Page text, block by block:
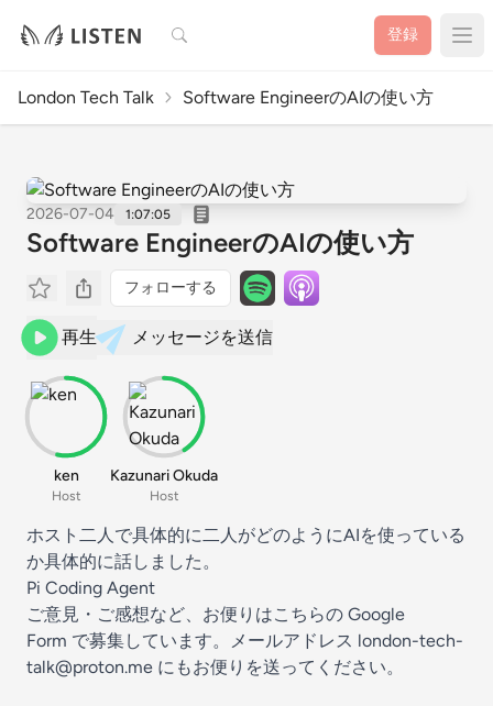
検索 登録
London Tech Talk Software EngineerのAIの使い方
2026-07-04 1:07:05
Software EngineerのAIの使い方
フォローする
再生 メッセージを送信
ken
Host
Kazunari Okuda
Host
ホスト二人で具体的に二人がどのようにAIを使っている
か具体的に話しました。
Pi Coding Agent
ご意見・ご感想など、お便りはこちらの ⁠⁠⁠⁠⁠⁠⁠ ⁠⁠⁠Google
Form⁠⁠⁠⁠⁠⁠⁠⁠⁠⁠ で募集しています。メールアドレス london-tech-
talk@proton.me にもお便りを送ってください。